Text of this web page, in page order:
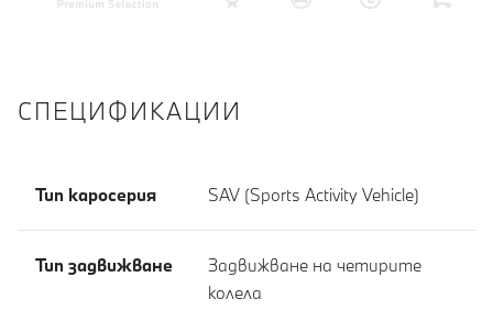
СПЕЦИФИКАЦИИ
Тип каросерия SAV (Sports Activity Vehicle)
Тип задвижване
Задвижване на четирите
колела